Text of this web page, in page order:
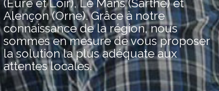
(Eure et Loir), Le Mans (Sarthe) et
Alençon (Orne). Grâce à notre
connaissance de la région, nous
sommes en mesure de vous proposer
la solution la plus adéquate aux
attentes locales.